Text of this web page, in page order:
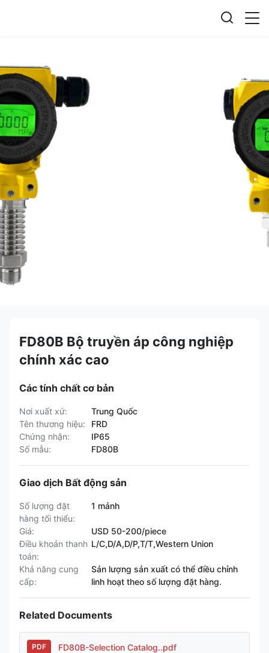
FD80B Bộ truyền áp công nghiệp
chính xác cao
Các tính chất cơ bản
Nơi xuất xứ:
Trung Quốc
Tên thương hiệu:
FRD
Chứng nhận:
IP65
Số mẫu:
FD80B
Giao dịch Bất động sản
Số lượng đặt
hàng tối thiểu:
1 mảnh
Giá:
USD 50-200/piece
Điều khoản thanh
toán:
L/C,D/A,D/P,T/T,Western Union
Khả năng cung
cấp:
Sản lượng sản xuất có thể điều chỉnh
linh hoạt theo số lượng đặt hàng.
Related Documents
PDF FD80B-Selection Catalog..pdf